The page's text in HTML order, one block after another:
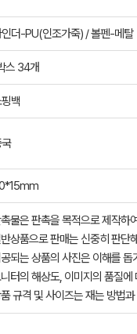
인더-PU(인조가죽) / 볼펜-메탈
스 34개
백
물은 판촉을 목적으로 제작하
상품으로 판매는 신중히 판단
되는 상품의 사진은 이해를
터의 해상도, 이미지의 품질
규격 및 사이즈는 재는 방법